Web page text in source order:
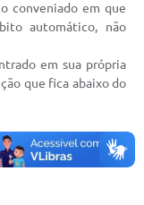
conveniado em que
automático, não
em sua própria
que fica abaixo do